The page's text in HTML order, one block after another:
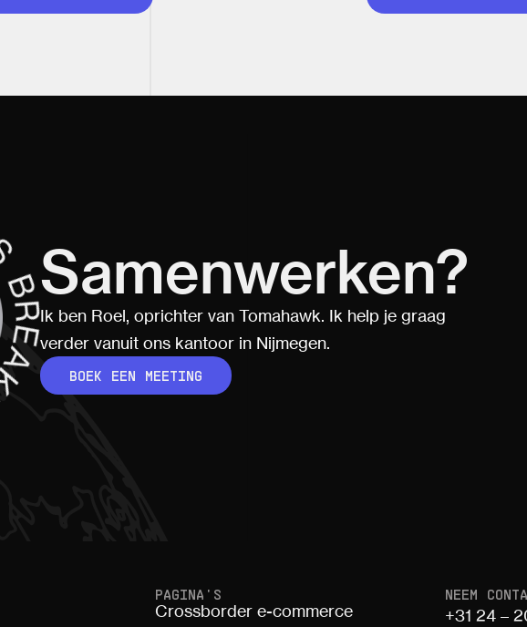
Samenwerken?
Ik ben Roel, oprichter van Tomahawk. Ik help je graag
verder vanuit ons kantoor in Nijmegen.
BOEK EEN MEETING
PAGINA'S
Crossborder e-commerce
NEEM
+31 24 –